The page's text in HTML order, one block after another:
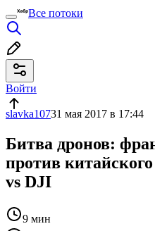
Все потоки
Войти
slavka10731 мая 2017 в 17:44
Битва дронов:
против
vs DJI
9 мин